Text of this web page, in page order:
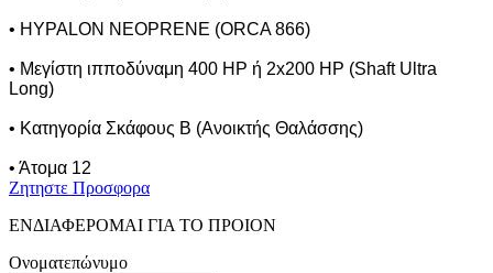
• HYPALON NEOPRENE (ORCA 866)
• Μεγίστη ιπποδύναμη 400 HP ή 2x200 HP (Shaft Ultra
Long)
• Κατηγορία Σκάφους Β (Ανοικτής Θαλάσσης)
• Άτομα 12
Ζητηστε Προσφορα
ΕΝΔΙΑΦΕΡΟΜΑΙ ΓΙΑ ΤΟ ΠΡΟΙΟΝ
Ονοματεπώνυμο